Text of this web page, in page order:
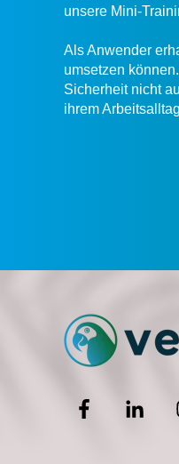
unsere Mini-
Als Anwender
umsetzen
Sicherheit nicht
ihrem